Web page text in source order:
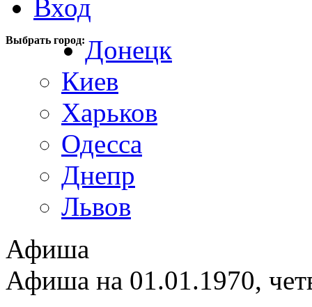
Вход
Выбрать город:Донецк
Киев
Харьков
Одесса
Днепр
Львов
Афиша
Афиша на 01.01.1970,